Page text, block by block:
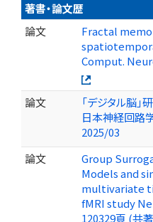
著書・論文歴
論文
Fractal
Comput.
論文
「デジタル脳
日本神経回路
2025/03
論文
Group
Models and
multivariate
fMRI study
120329頁 (共